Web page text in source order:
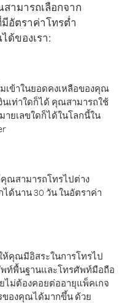
ามารถเลือกจาก
อัตราค่าโทรต่ำ
ด้ของเรา:
เข้าในยอดคงเหลือของคุณ
เท่าใดก็ได้ คุณสามารถใช้
ยเลขใดก็ได้ในโลกนี้ใน
ณสามารถโทรไปต่าง
ด้นาน 30 วัน ในอัตราค่า
ห้คุณมีอิสระในการโทรไป
พท์พื้นฐานและโทรศัพท์มือถือ
ไม่ต้องคอยต่ออายุแพ็คเกจ
องคุณได้มากขึ้น ด้วย